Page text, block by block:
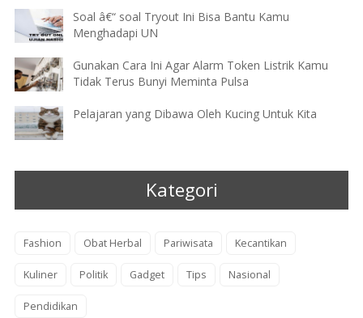
Soal â€“ soal Tryout Ini Bisa Bantu Kamu
Menghadapi UN
Gunakan Cara Ini Agar Alarm Token Listrik Kamu
Tidak Terus Bunyi Meminta Pulsa
Pelajaran yang Dibawa Oleh Kucing Untuk Kita
Kategori
Fashion Obat Herbal Pariwisata Kecantikan
Kuliner Politik Gadget Tips Nasional
Pendidikan